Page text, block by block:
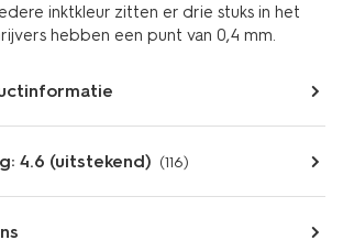
inktkleur zitten er drie stuks in het
hebben een punt van 0,4 mm.
4.6 (uitstekend) (116)